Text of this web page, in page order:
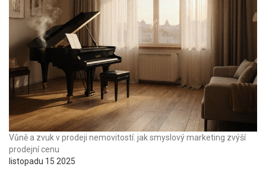
Vůně a zvuk v prodeji nemovitostí: jak smyslový marketing zvýší
prodejní cenu
listopadu 15 2025